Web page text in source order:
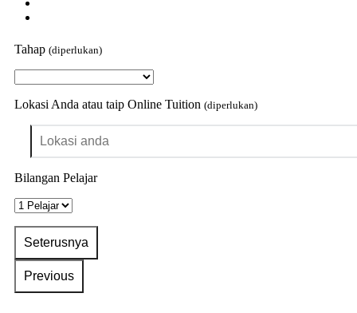
Tahap (diperlukan)
Lokasi Anda atau taip Online Tuition (diperlukan)
Bilangan Pelajar